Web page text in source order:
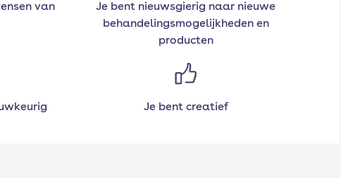
van
Je bent nieuwsgierig naar nieuwe
behandelingsmogelijkheden en
producten
Je bent creatief